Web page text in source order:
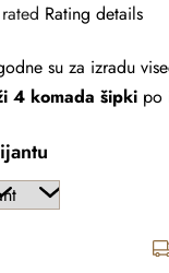
Rating details
su za izradu
4 komada šipki po